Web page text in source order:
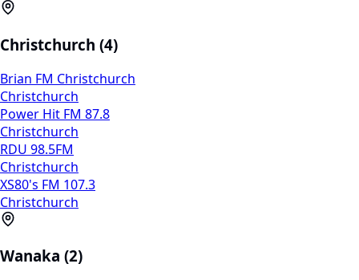
Christchurch (4)
Brian FM Christchurch
Christchurch
Power Hit FM 87.8
Christchurch
RDU 98.5FM
Christchurch
XS80's FM 107.3
Christchurch
Wanaka (2)